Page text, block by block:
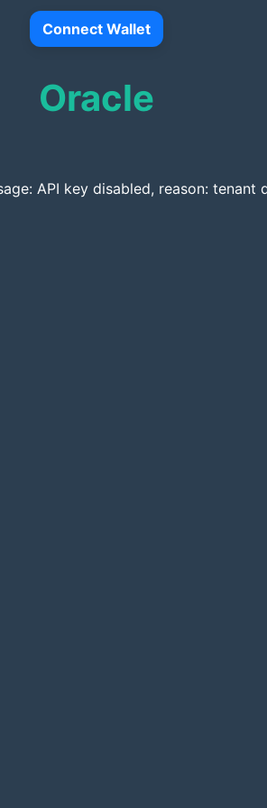
Connect Wallet
Oracle
API key disabled, reason: